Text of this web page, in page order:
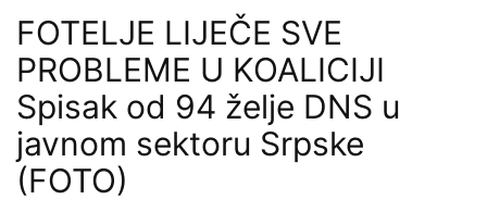
FOTELJE LIJEČE SVE
PROBLEME U KOALICIJI
Spisak od 94 želje DNS u
javnom sektoru Srpske
(FOTO)